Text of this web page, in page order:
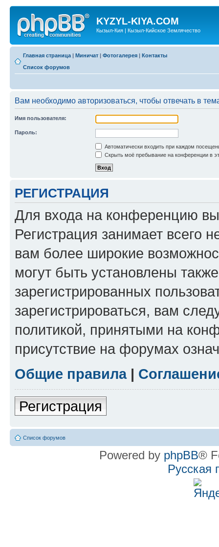
KYZYL-KIYA.COM
Кызыл-Кия | Кызыл-Кийское Землячество
Главная страница | Миничат | Фотогалерея | Контакты
Список форумов
Вам необходимо авторизоваться, чтобы отвечать в
Имя пользователя:
Пароль:
Автоматически входить при каждом
Скрыть моё пребывание на конференции в
РЕГИСТРАЦИЯ
Для входа на конференцию
Регистрация занимает всего
вам более широкие
могут быть установлены
зарегистрированных
зарегистрироваться, вам
политикой, принятыми на
присутствие на форумах
Общие правила|
Регистрация
Список форумов
Powered by phpBB®
Русская